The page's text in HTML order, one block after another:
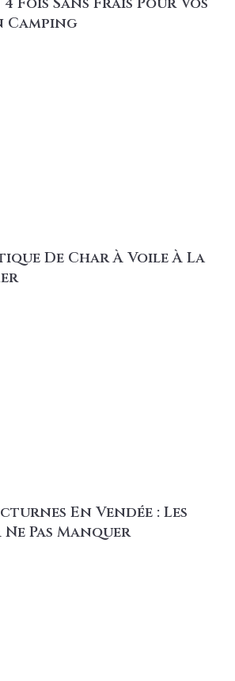
Camping
De Char À Voile À La
En Vendée : Les
Ne Pas Manquer